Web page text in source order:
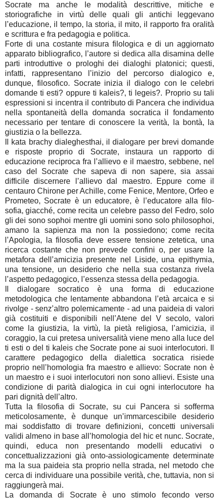
Socrate ma anche le modalità descrittive, mitiche e
storiografiche in virtù delle quali gli antichi leggevano
l’educazione, il tempo, la storia, il mito, il rapporto fra oralità
e scrittura e fra pedagogia e politica.
Forte di una costante misura filologica e di un aggiornato
apparato bibliografico, l’autore si dedica alla disamina delle
parti introduttive o prologhi dei dialoghi platonici; questi,
infatti, rappresentano l’inizio del percorso dialogico e,
dunque, filosofico. Socrate inizia il dialogo con le celebri
domande ti esti? oppure ti kaleis?, ti legeis?. Proprio su tali
espressioni si incentra il contributo di Pancera che individua
nella spontaneità della domanda socratica il fondamento
necessario per tentare di conoscere la verità, la bontà, la
giustizia o la bellezza.
Il kata brachy dialeghesthai, il dialogare per brevi domande
e risposte proprio di Socrate, instaura un rapporto di
educazione reciproca fra l’allievo e il maestro, sebbene, nel
caso del Socrate che sapeva di non sapere, sia assai
difficile discernere l’allievo dal maestro. Eppure come il
centauro Chirone per Achille, come Fenice, Mentore, Orfeo e
Prometeo, Socrate è un educatore, è l’educatore alla filo-
sofia, giacché, come recita un celebre passo del Fedro, solo
gli dei sono sophoi mentre gli uomini sono solo philosophoi,
amano la sapienza ma non la possiedono; come recita
l’Apologia, la filosofia deve essere tensione zetetica, una
ricerca costante che non prevede confini o, per usare la
metafora dell’amicizia presente nel Liside, una epithymia,
una tensione, un desiderio che nella sua costanza rivela
l’aspetto pedagogico, l’essenza stessa della pedagogia.
Il dialogare socratico è una forma di educazione
metodologica che lentamente abbandona l’età arcaica e si
rivolge - senz’altro polemicamente - ad una paideia di valori
già costituiti e disponibili nell’Atene del V secolo, valori
come la giustizia, la virtù, la pietà religiosa, l’amicizia, il
coraggio, la cui pretesa universalità viene meno alla luce del
ti esti o del ti kaleis che Socrate pone ai suoi interlocutori. Il
carattere pedagogico della dialettica socratica risiede
proprio nell’homologia fra maestro e allievo: Socrate non è
un maestro e i suoi interlocutori non sono allievi. Esiste una
condizione di parità dialogica in cui ogni interlocutore ha
pari dignità dell’altro.
Tutta la filosofia di Socrate, su cui Pancera si sofferma
meticolosamente, è dunque un’immarcescibile desiderio
mai soddisfatto di trovare definizioni, concetti universali
validi almeno in base all’homologia del hic et nunc. Socrate,
quindi, educa non presentando modelli educativi o
concettualizzazioni già onto-assiologicamente determinate
ma la sua paideia sta proprio nella strada, nel metodo che
cerca di individuare una possibile verità, che, tuttavia, non si
raggiungerà mai.
La domanda di Socrate è uno stimolo fecondo verso